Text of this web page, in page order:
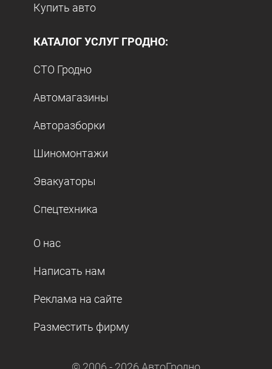
Купить авто
КАТАЛОГ УСЛУГ ГРОДНО:
СТО Гродно
Автомагазины
Авторазборки
Шиномонтажи
Эвакуаторы
Спецтехника
О нас
Написать нам
Реклама на сайте
Разместить фирму